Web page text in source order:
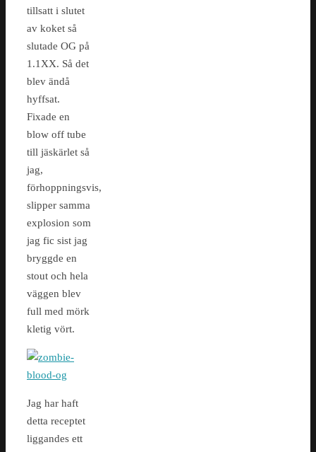
tillsatt i slutet
av koket så
slutade OG på
1.1XX. Så det
blev ändå
hyffsat.
Fixade en
blow off tube
till jäskärlet så
jag,
förhoppningsvis,
slipper samma
explosion som
jag fic sist jag
bryggde en
stout och hela
väggen blev
full med mörk
kletig vört.
Jag har haft
detta receptet
liggandes ett